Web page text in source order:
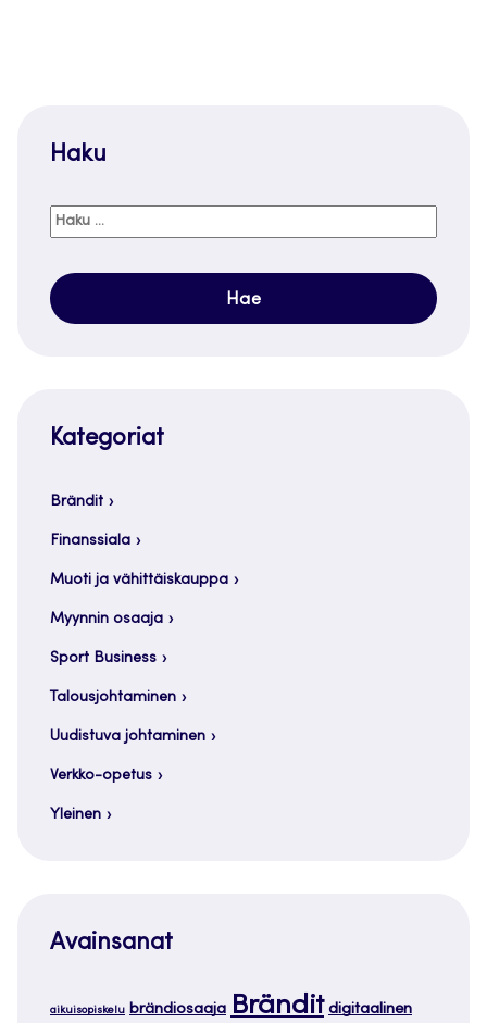
Haku
Haku:
Kategoriat
Brändit
Finanssiala
Muoti ja vähittäiskauppa
Myynnin osaaja
Sport Business
Talousjohtaminen
Uudistuva johtaminen
Verkko-opetus
Yleinen
Avainsanat
aikuisopiskelu brändiosaaja Brändit digitaalinen